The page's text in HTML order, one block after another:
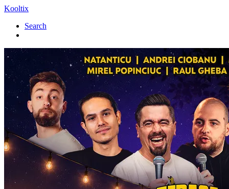
Kooltix
Search